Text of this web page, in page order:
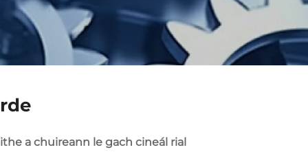
a chuireann le gach cineál rial